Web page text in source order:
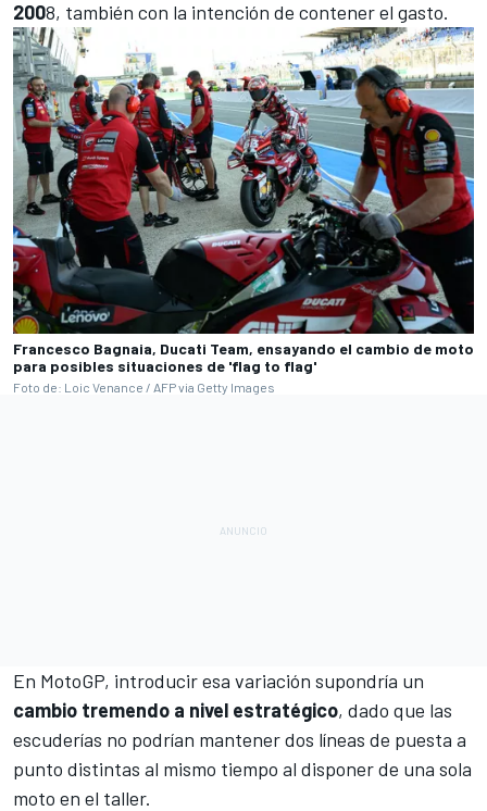
2008, también con la intención de contener el gasto.
Francesco Bagnaia, Ducati Team, ensayando el cambio de moto
para posibles situaciones de 'flag to flag'
Foto de: Loic Venance / AFP via Getty Images
En MotoGP, introducir esa variación supondría un
cambio tremendo a nivel estratégico, dado que las
escuderías no podrían mantener dos líneas de puesta a
punto distintas al mismo tiempo al disponer de una sola
moto en el taller.